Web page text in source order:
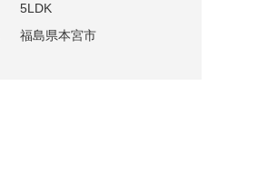
5LDK
福島県本宮市